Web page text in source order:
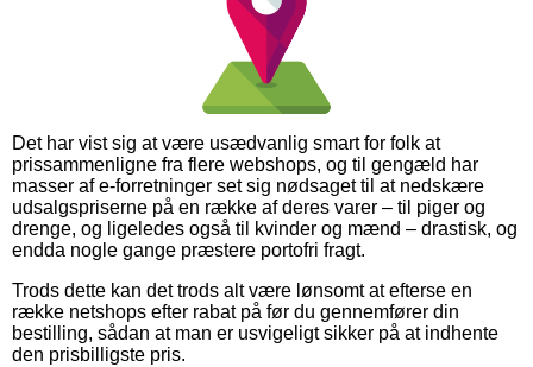
Det har vist sig at være usædvanlig smart for folk at
prissammenligne fra flere webshops, og til gengæld har
masser af e-forretninger set sig nødsaget til at nedskære
udsalgspriserne på en række af deres varer – til piger og
drenge, og ligeledes også til kvinder og mænd – drastisk, og
endda nogle gange præstere portofri fragt.
Trods dette kan det trods alt være lønsomt at efterse en
række netshops efter rabat på før du gennemfører din
bestilling, sådan at man er usvigeligt sikker på at indhente
den prisbilligste pris.